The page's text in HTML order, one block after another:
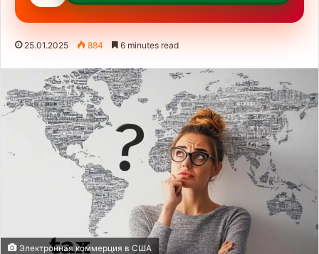
25.01.2025 884 6 minutes read
Электронная коммерция в США